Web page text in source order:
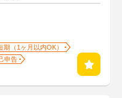
期（1ヶ月以内OK）
申告